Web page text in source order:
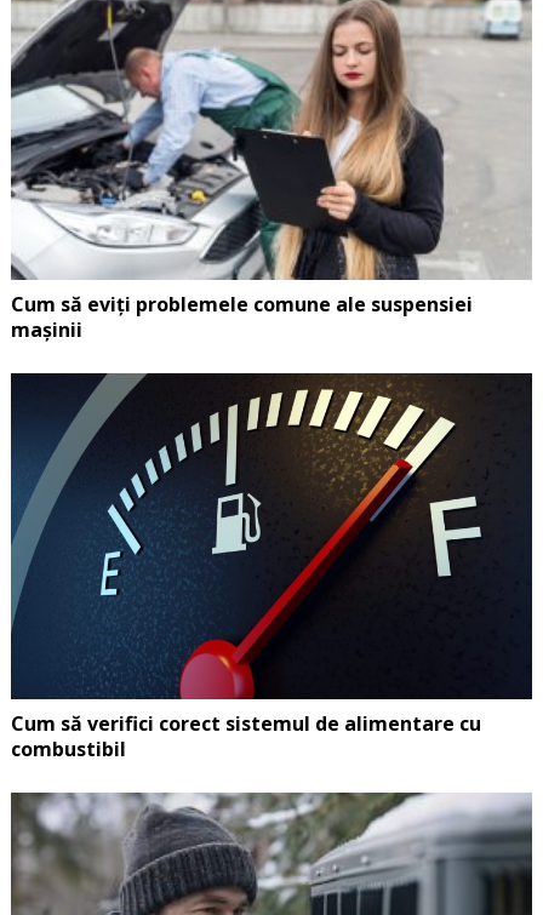
Cum să eviți problemele comune ale suspensiei
mașinii
Cum să verifici corect sistemul de alimentare cu
combustibil